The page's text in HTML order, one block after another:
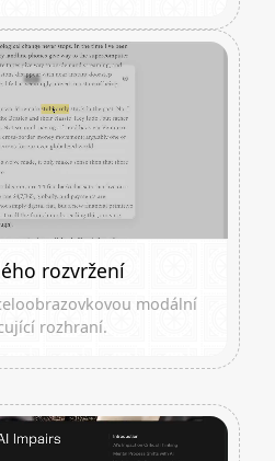
rozvržení
modální
rozhraní.